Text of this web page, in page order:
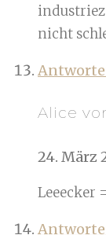
nicht
Alice
24. März
Leeecker